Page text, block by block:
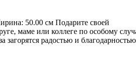
50.00 см Подарите своей
маме или коллеге по особому
загорятся радостью и